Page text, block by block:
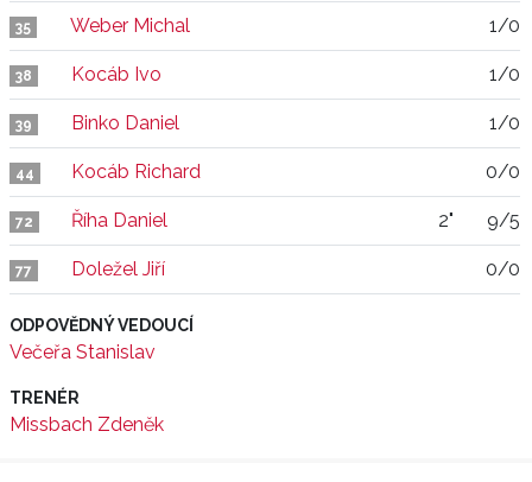
35 Weber Michal 1/0
38 Kocáb Ivo 1/0
39 Binko Daniel 1/0
44 Kocáb Richard 0/0
72 Říha Daniel 2" 9/5
77 Doležel Jiří 0/0
ODPOVĚDNÝ VEDOUCÍ
Večeřa Stanislav
TRENÉR
Missbach Zdeněk